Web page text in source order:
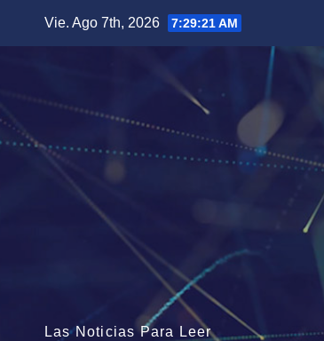
Vie. Ago 7th, 2026 7:29:22 AM
Las Noticias Para Leer